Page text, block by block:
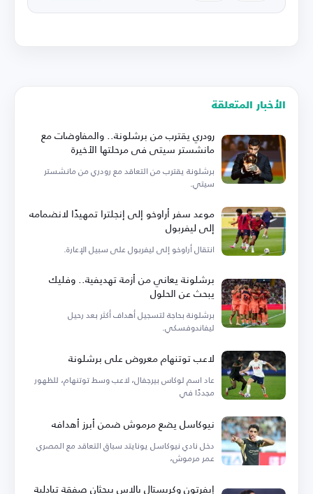
الأخبار المتعلقة
رودري يقترب من برشلونة.. والمفاوضات مع
مانشستر سيتي في مرحلتها الأخيرة
برشلونة يقترب من التعاقد مع رودري من مانشستر
سيتي.
موعد سفر أراوخو إلى إنجلترا تمهيدًا لانضمامه
إلى ليفربول
انتقال أراوخو إلى ليفربول على سبيل الإعارة.
برشلونة يعاني من أزمة تهديفية.. وفليك
يبحث عن الحلول
برشلونة بحاجة لتسجيل أهداف أكثر بعد رحيل
ليفاندوفسكي.
لاعب توتنهام معروض على برشلونة
عاد اسم لوكاس بيرجفال، لاعب وسط توتنهام، للظهور
مجددًا في
نيوكاسل يضع مرموش ضمن أبرز أهدافه
دخل نادي نيوكاسل يونايتد سباق التعاقد مع المصري
عمر مرموش،
إيفرتون وكريستال بالاس يبحثان صفقة تبادلية